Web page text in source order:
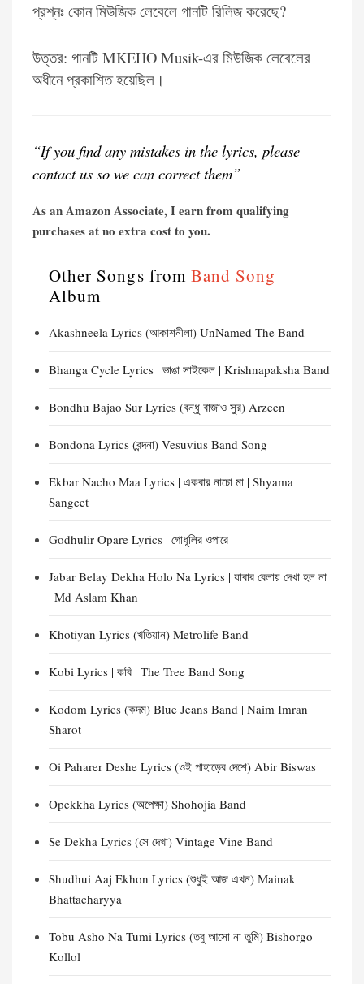
প্রশ্নঃ কোন মিউজিক লেবেলে গানটি রিলিজ করেছে?
উত্তর: গানটি MKEHO Musik-এর মিউজিক লেবেলের
অধীনে প্রকাশিত হয়েছিল।
“If you find any mistakes in the lyrics, please
contact us so we can correct them”
As an Amazon Associate, I earn from qualifying
purchases at no extra cost to you.
Other Songs from Band Song
Album
Akashneela Lyrics (আকাশনীলা) UnNamed The Band
Bhanga Cycle Lyrics | ভাঙা সাইকেল | Krishnapaksha Band
Bondhu Bajao Sur Lyrics (বন্ধু বাজাও সুর) Arzeen
Bondona Lyrics (বন্দনা) Vesuvius Band Song
Ekbar Nacho Maa Lyrics | একবার নাচো মা | Shyama
Sangeet
Godhulir Opare Lyrics | গোধূলির ওপারে
Jabar Belay Dekha Holo Na Lyrics | যাবার বেলায় দেখা হল না
| Md Aslam Khan
Khotiyan Lyrics (খতিয়ান) Metrolife Band
Kobi Lyrics | কবি | The Tree Band Song
Kodom Lyrics (কদম) Blue Jeans Band | Naim Imran
Sharot
Oi Paharer Deshe Lyrics (ওই পাহাড়ের দেশে) Abir Biswas
Opekkha Lyrics (অপেক্ষা) Shohojia Band
Se Dekha Lyrics (সে দেখা) Vintage Vine Band
Shudhui Aaj Ekhon Lyrics (শুধুই আজ এখন) Mainak
Bhattacharyya
Tobu Asho Na Tumi Lyrics (তবু আসো না তুমি) Bishorgo
Kollol